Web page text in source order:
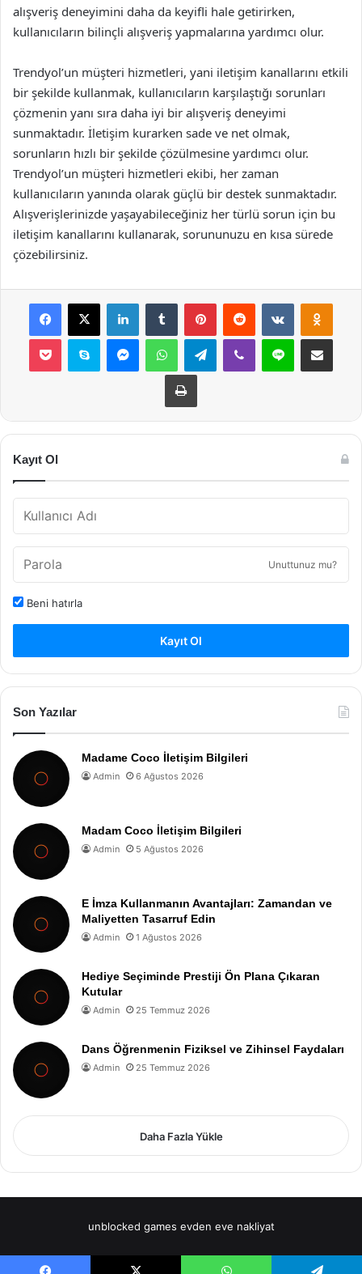
alışveriş deneyimini daha da keyifli hale getirirken,
kullanıcıların bilinçli alışveriş yapmalarına yardımcı olur.
Trendyol’un müşteri hizmetleri, yani iletişim kanallarını etkili
bir şekilde kullanmak, kullanıcıların karşılaştığı sorunları
çözmenin yanı sıra daha iyi bir alışveriş deneyimi
sunmaktadır. İletişim kurarken sade ve net olmak,
sorunların hızlı bir şekilde çözülmesine yardımcı olur.
Trendyol’un müşteri hizmetleri ekibi, her zaman
kullanıcıların yanında olarak güçlü bir destek sunmaktadır.
Alışverişlerinizde yaşayabileceğiniz her türlü sorun için bu
iletişim kanallarını kullanarak, sorununuzu en kısa sürede
çözebilirsiniz.
Facebook
X LinkedInTumblr PinterestReddit VKontakte
Pocket Skype MessengerWhatsAppTelegramViber Line E-Posta ile
Yazdır
Kayıt Ol
Unuttunuz mu?
Beni hatırla
Kayıt Ol
Son Yazılar
Madame Coco İletişim Bilgileri
Admin 6 Ağustos 2026
Madam Coco İletişim Bilgileri
Admin 5 Ağustos 2026
E İmza Kullanmanın Avantajları: Zamandan ve
Maliyetten Tasarruf Edin
Admin 1 Ağustos 2026
Hediye Seçiminde Prestiji Ön Plana Çıkaran
Kutular
Admin 25 Temmuz 2026
Dans Öğrenmenin Fiziksel ve Zihinsel Faydaları
Admin 25 Temmuz 2026
Daha Fazla Yükle
unblocked games evden eve nakliyat